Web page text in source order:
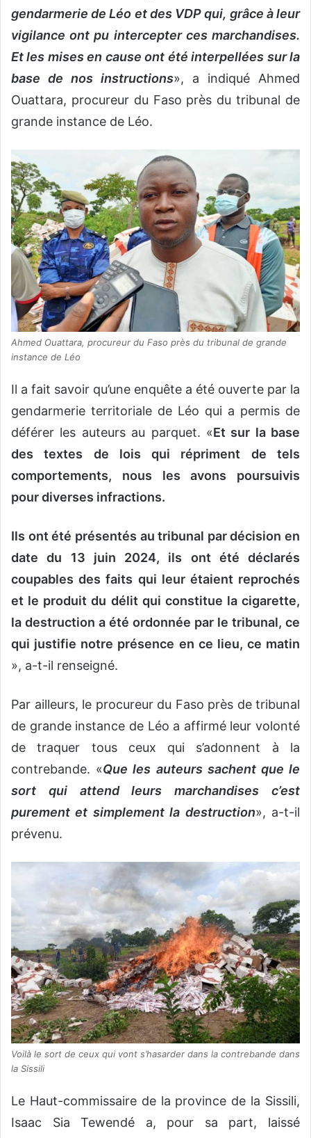
gendarmerie de Léo et des VDP qui, grâce à leur
vigilance ont pu intercepter ces marchandises.
Et les mises en cause ont été interpellées sur la
base de nos instructions», a indiqué Ahmed
Ouattara, procureur du Faso près du tribunal de
grande instance de Léo.
Ahmed Ouattara, procureur du Faso près du tribunal de grande
instance de Léo
Il a fait savoir qu’une enquête a été ouverte par la
gendarmerie territoriale de Léo qui a permis de
déférer les auteurs au parquet. «Et sur la base
des textes de lois qui répriment de tels
comportements, nous les avons poursuivis
pour diverses infractions.
Ils ont été présentés au tribunal par décision en
date du 13 juin 2024, ils ont été déclarés
coupables des faits qui leur étaient reprochés
et le produit du délit qui constitue la cigarette,
la destruction a été ordonnée par le tribunal, ce
qui justifie notre présence en ce lieu, ce matin
», a-t-il renseigné.
Par ailleurs, le procureur du Faso près de tribunal
de grande instance de Léo a affirmé leur volonté
de traquer tous ceux qui s’adonnent à la
contrebande. «Que les auteurs sachent que le
sort qui attend leurs marchandises c’est
purement et simplement la destruction», a-t-il
prévenu.
Voilà le sort de ceux qui vont s’hasarder dans la contrebande dans
la Sissili
Le Haut-commissaire de la province de la Sissili,
Isaac Sia Tewendé a, pour sa part, laissé